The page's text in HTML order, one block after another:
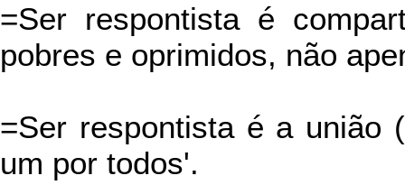
=Ser respontista é
pobres e oprimidos, não
=Ser respontista é a união
um por todos'.